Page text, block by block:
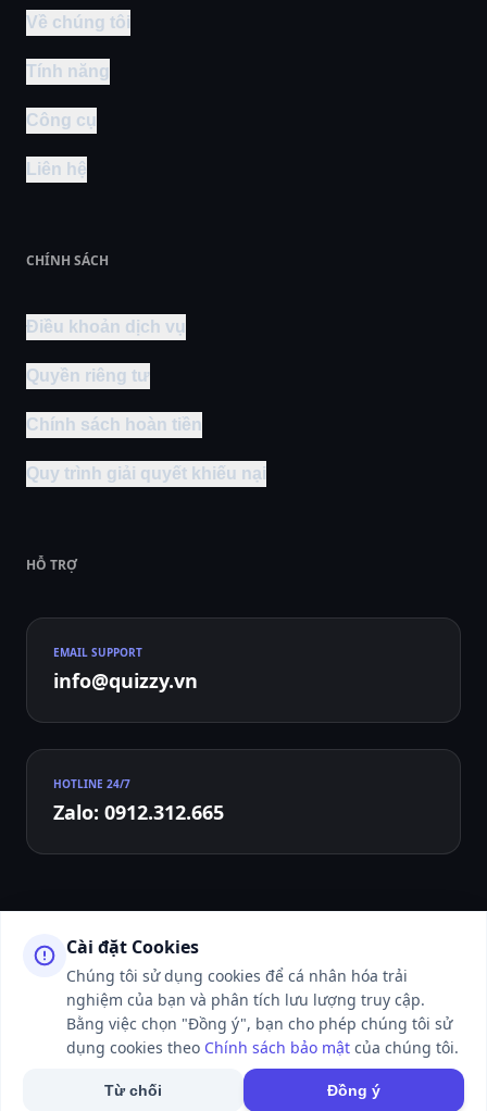
Cài đặt Cookies
Chúng tôi sử dụng cookies để cá nhân hóa trải
nghiệm của bạn và phân tích lưu lượng truy cập.
Bằng việc chọn "Đồng ý", bạn cho phép chúng tôi sử
dụng cookies theo Chính sách bảo mật của chúng tôi.
Từ chối Đồng ý
Về chúng tôi
Tính năng
Công cụ
Liên hệ
CHÍNH SÁCH
Điều khoản dịch vụ
Quyền riêng tư
Chính sách hoàn tiền
Quy trình giải quyết khiếu nại
HỖ TRỢ
EMAIL SUPPORT
info@quizzy.vn
HOTLINE 24/7
Zalo: 0912.312.665
© 2026 QUIZZY.VN - ALL RIGHTS RESERVED. WEBSITE ĐANG TRONG
THỜI GIAN HOÀN THIỆN VÀ LÀM THỦ TỤC XIN CẤP PHÉP CỦA CƠ
QUAN CHỨC NĂNG.